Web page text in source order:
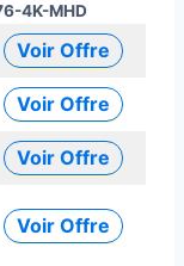
Voir Offre
Voir Offre
Voir Offre
Voir Offre
4K-MHD